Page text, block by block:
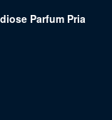
Parfum Pria